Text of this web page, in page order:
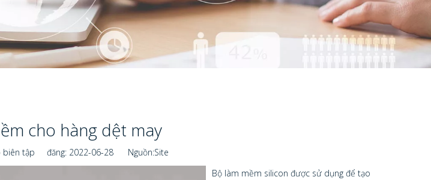
cho hàng dệt may
biên tập đăng: 2022-06-28 Nguồn:Site
Bộ làm mềm silicon được sử dụng để tạo